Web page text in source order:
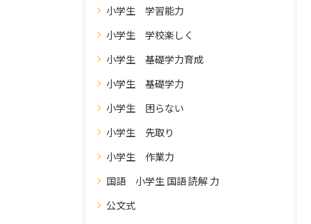
小学生 学習能力
小学生 学校楽しく
小学生 基礎学力育成
小学生 基礎学力
小学生 困らない
小学生 先取り
小学生 作業力
国語 小学生 国語 読解 力
公文式